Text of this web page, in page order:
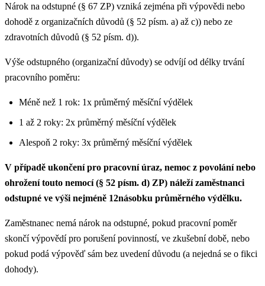
Nárok na odstupné (§ 67 ZP) vzniká zejména při výpovědi nebo
dohodě z organizačních důvodů (§ 52 písm. a) až c)) nebo ze
zdravotních důvodů (§ 52 písm. d)).
Výše odstupného (organizační důvody) se odvíjí od délky trvání
pracovního poměru:
Méně než 1 rok: 1x průměrný měsíční výdělek
1 až 2 roky: 2x průměrný měsíční výdělek
Alespoň 2 roky: 3x průměrný měsíční výdělek
V případě ukončení pro pracovní úraz, nemoc z povolání nebo
ohrožení touto nemocí (§ 52 písm. d) ZP) náleží zaměstnanci
odstupné ve výši nejméně 12násobku průměrného výdělku.
Zaměstnanec nemá nárok na odstupné, pokud pracovní poměr
skončí výpovědí pro porušení povinností, ve zkušební době, nebo
pokud podá výpověď sám bez uvedení důvodu (a nejedná se o fikci
dohody).